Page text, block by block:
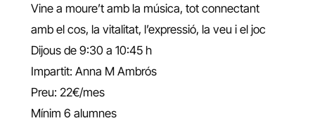
Vine a moure’t amb la música, tot connectant
amb el cos, la vitalitat, l’expressió, la veu i el joc
Dijous de 9:30 a 10:45 h
Impartit: Anna M Ambrós
Preu: 22€/mes
Mínim 6 alumnes